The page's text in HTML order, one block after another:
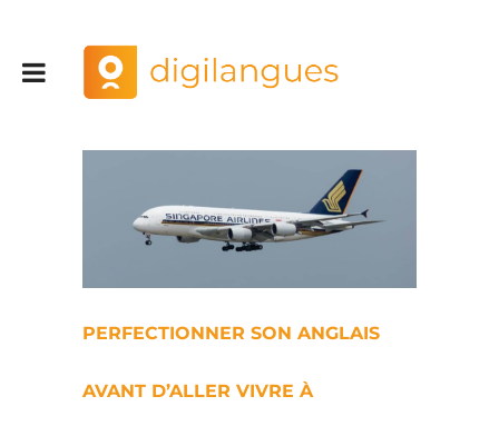
PERFECTIONNER SON ANGLAIS
AVANT D’ALLER VIVRE À